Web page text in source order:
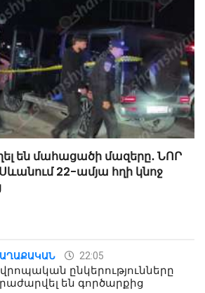
են մահացածի մազերը․ ՆՈՐ
22-ամյա հղի կնոջ
22:05
ընկերությունները
են գործարքից